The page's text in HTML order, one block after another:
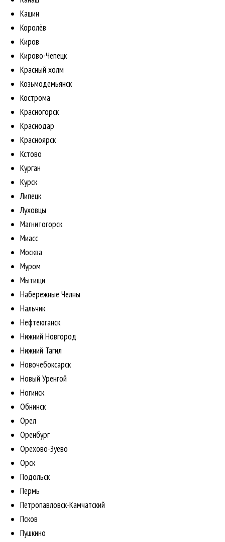
Кашин
Королёв
Киров
Кирово-Чепецк
Красный холм
Козьмодемьянск
Кострома
Красногорск
Краснодар
Красноярск
Кстово
Курган
Курск
Липецк
Луховцы
Магнитогорск
Миасс
Москва
Муром
Мытищи
Набережные Челны
Нальчик
Нефтеюганск
Нижний Новгород
Нижний Тагил
Новочебоксарск
Новый Уренгой
Ногинск
Обнинск
Орел
Оренбург
Орехово-Зуево
Орск
Подольск
Пермь
Петропавловск-Камчатский
Псков
Пушкино